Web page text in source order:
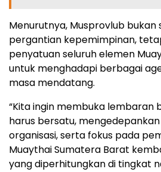
Menurutnya, Musprovlub bukan
pergantian kepemimpinan,
penyatuan seluruh elemen
untuk menghadapi berbagai
masa mendatang.
“Kita ingin membuka lembaran
harus bersatu,
organisasi, serta fokus pada
Muaythai Sumatera Barat
yang diperhitungkan di tingkat